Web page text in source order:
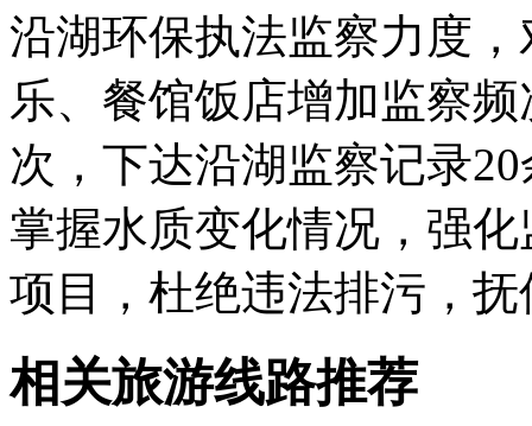
沿湖环保执法监察力度
乐、餐馆饭店增加监察
次，下达沿湖监察记录
掌握水质变化情况，强
项目，杜绝违法排污，
相关旅游线路推荐